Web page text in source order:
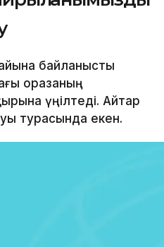
айына байланысты
оразаның
үңілтеді. Айтар
турасында екен.